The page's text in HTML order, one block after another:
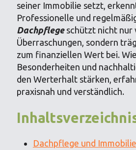
seiner Immobilie setzt,
Professionelle und
Dachpflegeschützt nicht nur
Überraschungen, sondern
zum finanziellen Wert bei.
Besonderheiten und
den Werterhalt stärken,
praxisnah und verständlich.
Dachpflege und